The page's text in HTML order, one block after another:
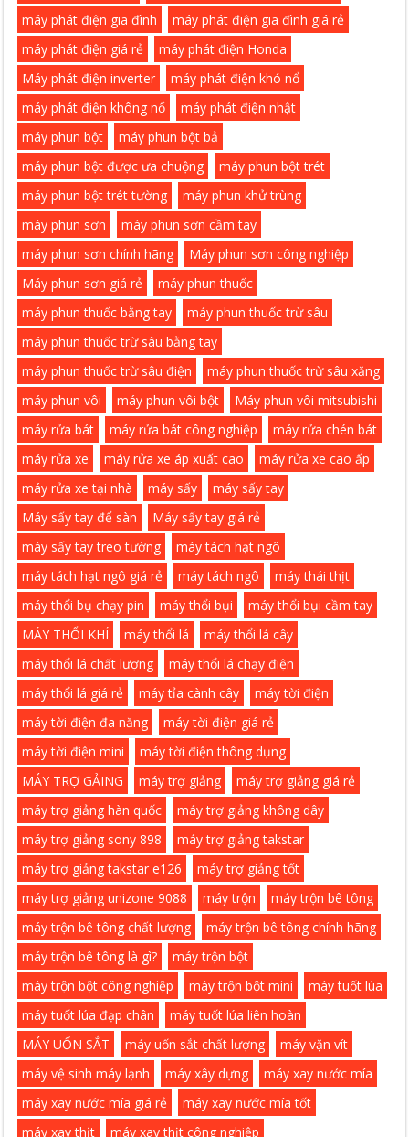
máy phát điện gia đình
máy phát điện gia đình giá rẻ
máy phát điện giá rẻ
máy phát điện Honda
Máy phát điện inverter
máy phát điện khó nổ
máy phát điện không nổ
máy phát điện nhật
máy phun bột
máy phun bột bả
máy phun bột được ưa chuộng
máy phun bột trét
máy phun bột trét tường
máy phun khử trùng
máy phun sơn
máy phun sơn cầm tay
máy phun sơn chính hãng
Máy phun sơn công nghiệp
Máy phun sơn giá rẻ
máy phun thuốc
máy phun thuốc bằng tay
máy phun thuốc trừ sâu
máy phun thuốc trừ sâu bằng tay
máy phun thuốc trừ sâu điện
máy phun thuốc trừ sâu xăng
máy phun vôi
máy phun vôi bột
Máy phun vôi mitsubishi
máy rửa bát
máy rửa bát công nghiệp
máy rửa chén bát
máy rửa xe
máy rửa xe áp xuất cao
máy rửa xe cao ấp
máy rửa xe tại nhà
máy sấy
máy sấy tay
Máy sấy tay để sàn
Máy sấy tay giá rẻ
máy sấy tay treo tường
máy tách hạt ngô
máy tách hạt ngô giá rẻ
máy tách ngô
máy thái thịt
máy thổi bụ chạy pin
máy thổi bụi
máy thổi bụi cầm tay
MÁY THỔI KHÍ
máy thổi lá
máy thổi lá cây
máy thổi lá chất lượng
máy thổi lá chạy điện
máy thổi lá giá rẻ
máy tỉa cành cây
máy tời điện
máy tời điện đa năng
máy tời điện giá rẻ
máy tời điện mini
máy tời điện thông dụng
MÁY TRỢ GẢING
máy trợ giảng
máy trợ giảng giá rẻ
máy trợ giảng hàn quốc
máy trợ giảng không dây
máy trợ giảng sony 898
máy trợ giảng takstar
máy trợ giảng takstar e126
máy trợ giảng tốt
máy trợ giảng unizone 9088
máy trộn
máy trộn bê tông
máy trộn bê tông chất lượng
máy trộn bê tông chính hãng
máy trộn bê tông là gì?
máy trộn bột
máy trộn bột công nghiệp
máy trộn bột mini
máy tuốt lúa
máy tuốt lúa đạp chân
máy tuốt lúa liên hoàn
MÁY UỐN SẮT
máy uốn sắt chất lượng
máy vặn vít
máy vệ sinh máy lạnh
máy xây dựng
máy xay nước mía
máy xay nước mía giá rẻ
máy xay nước mía tốt
máy xay thịt
máy xay thịt công nghiệp